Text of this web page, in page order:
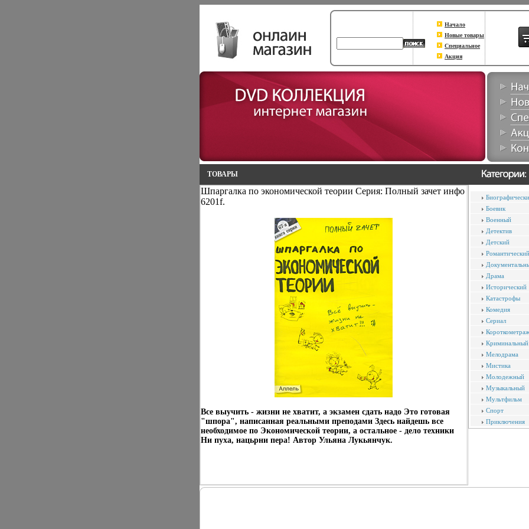
Начало
Новые товары
Специальное
Акция
ТОВАРЫ
Шпаргалка по экономической теории Серия: Полный зачет инфо
6201f.
Все выучить - жизни не хватит, а экзамен сдать надо Это готовая
"шпора", написанная реальными преподами Здесь найдешь все
необходимое по Экономической теории, а остальное - дело техники
Ни пуха, нацьрни пера! Автор Ульяна Лукьянчук.
Боевик
Военный
Детектив
Детский
Романтический
Драма
Исторический
Катастрофы
Комедия
Сериал
Криминальный
Мелодрама
Мистика
Молодежный
Музыкальный
Мультфильм
Спорт
Приключения